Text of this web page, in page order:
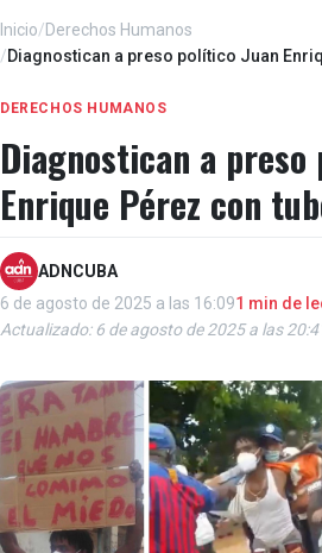
Inicio/Derechos Humanos
/Diagnostican a preso político Juan
DERECHOS HUMANOS
Diagnostican a
Enrique Pérez con
ADNCUBA
6 de agosto de 2025 a las 16:091 min de
Actualizado: 6 de agosto de 2025 a las